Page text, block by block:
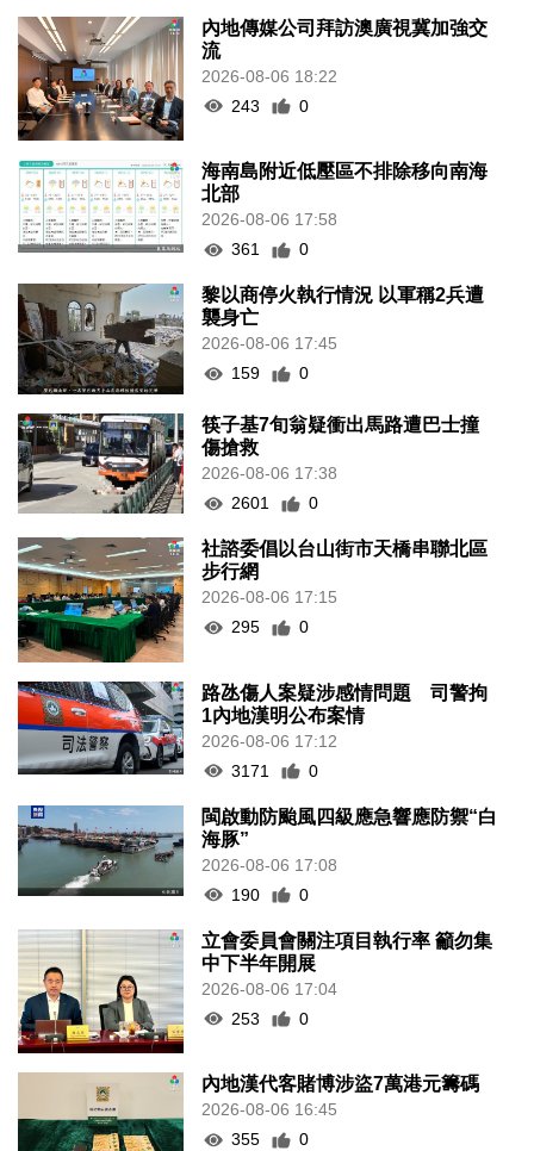
內地傳媒公司拜訪澳廣視冀加強交
流
2026-08-06 18:22
243
0
海南島附近低壓區不排除移向南海
北部
2026-08-06 17:58
361
0
黎以商停火執行情況 以軍稱2兵遭
襲身亡
2026-08-06 17:45
159
0
筷子基7旬翁疑衝出馬路遭巴士撞
傷搶救
2026-08-06 17:38
2601
0
社諮委倡以台山街市天橋串聯北區
步行網
2026-08-06 17:15
295
0
路氹傷人案疑涉感情問題 司警拘
1內地漢明公布案情
2026-08-06 17:12
3171
0
閩啟動防颱風四級應急響應防禦“白
海豚”
2026-08-06 17:08
190
0
立會委員會關注項目執行率 籲勿集
中下半年開展
2026-08-06 17:04
253
0
內地漢代客賭博涉盜7萬港元籌碼
2026-08-06 16:45
355
0